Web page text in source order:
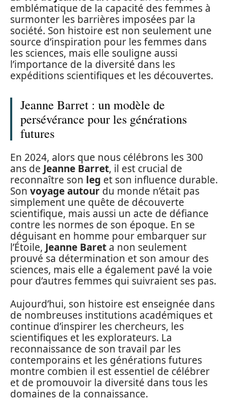
emblématique de la capacité des femmes à
surmonter les barrières imposées par la
société. Son histoire est non seulement une
source d’inspiration pour les femmes dans
les sciences, mais elle souligne aussi
l’importance de la diversité dans les
expéditions scientifiques et les découvertes.
Jeanne Barret : un modèle de
persévérance pour les générations
futures
En 2024, alors que nous célébrons les 300
ans de Jeanne Barret, il est crucial de
reconnaître son leg et son influence durable.
Son voyage autour du monde n’était pas
simplement une quête de découverte
scientifique, mais aussi un acte de défiance
contre les normes de son époque. En se
déguisant en homme pour embarquer sur
l’Étoile, Jeanne Baret a non seulement
prouvé sa détermination et son amour des
sciences, mais elle a également pavé la voie
pour d’autres femmes qui suivraient ses pas.
Aujourd’hui, son histoire est enseignée dans
de nombreuses institutions académiques et
continue d’inspirer les chercheurs, les
scientifiques et les explorateurs. La
reconnaissance de son travail par les
contemporains et les générations futures
montre combien il est essentiel de célébrer
et de promouvoir la diversité dans tous les
domaines de la connaissance.